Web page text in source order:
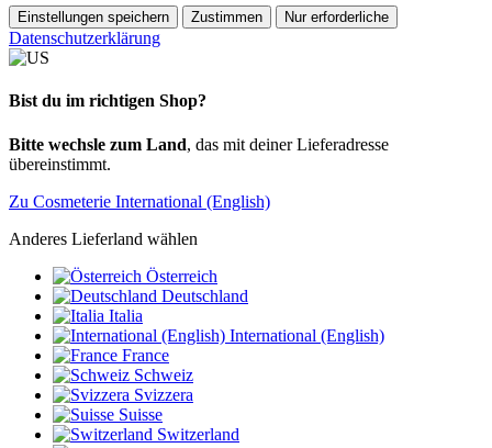
Einstellungen speichern Zustimmen Nur erforderliche
Datenschutzerklärung
Bist du im richtigen Shop?
Bitte wechsle zum Land, das mit deiner Lieferadresse
übereinstimmt.
Zu Cosmeterie International (English)
Anderes Lieferland wählen
Österreich
Deutschland
Italia
International (English)
France
Schweiz
Svizzera
Suisse
Switzerland